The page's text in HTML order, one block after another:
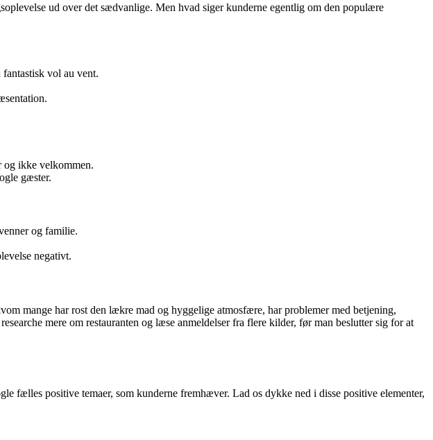
ud over det sædvanlige. Men hvad siger kunderne egentlig om den populære
vol au vent.
og ikke velkommen.
gæster.
og familie.
negativt.
mange har rost den lækre mad og hyggelige atmosfære, har problemer med betjening,
mere om restauranten og læse anmeldelser fra flere kilder, før man beslutter sig for at
fælles positive temaer, som kunderne fremhæver. Lad os dykke ned i disse positive elementer,